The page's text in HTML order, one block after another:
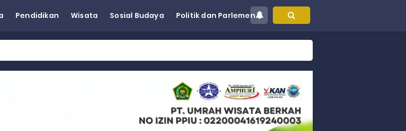
Pendidikan Wisata Sosial Budaya Politik dan Parlemen
Dai dan Akademisi
Korban Banjir Bandang di Sumbar